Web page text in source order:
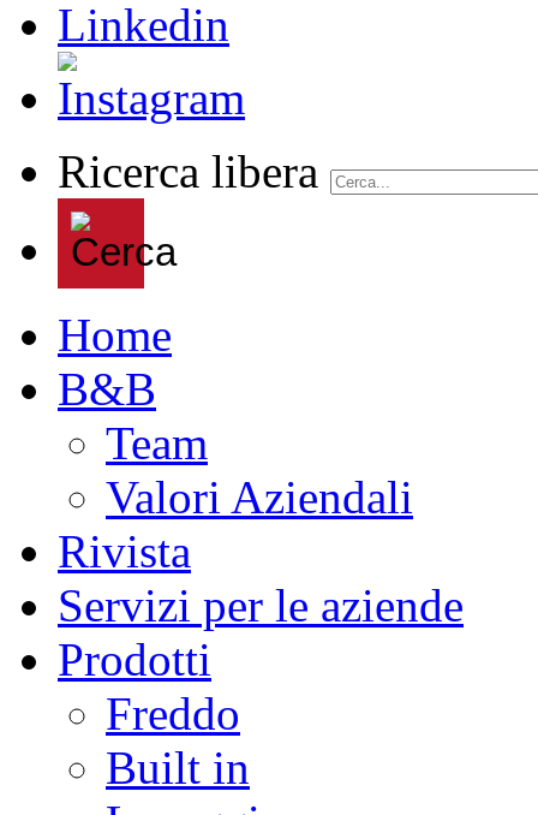
Ricerca libera
Home
B&B
Team
Valori Aziendali
Rivista
Servizi per le aziende
Prodotti
Freddo
Built in